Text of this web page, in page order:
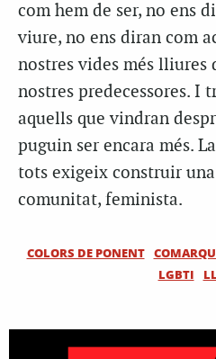
com hem de ser, no ens
viure, no ens diran com
nostres vides més lliures
nostres predecessores. I
aquells que vindran
puguin ser encara més.
tots exigeix construir
comunitat, feminista.
COLORS DE PONENT
LGBTI